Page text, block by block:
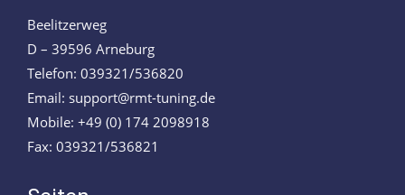
Beelitzerweg
D – 39596 Arneburg
Telefon: 039321/536820
Email: support@rmt-tuning.de
Mobile: +49 (0) 174 2098918
Fax: 039321/536821